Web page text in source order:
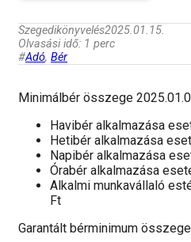
Szegedikönyvelés2025.01.15.
Olvasási idő: 1 perc
#Adó, Bér
Minimálbér összege
Havibér alkalmazása
Hetibér alkalmazása
Napibér alkalmazása
Órabér alkalmazása
Alkalmi munkavállaló
Ft
Garantált bérminimum